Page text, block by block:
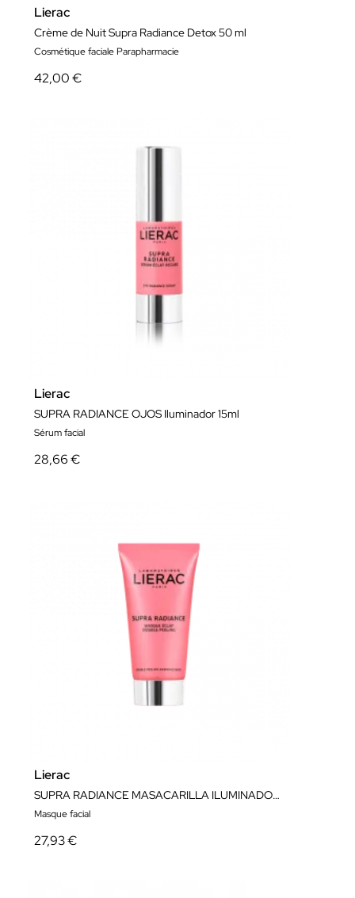
Lierac
Crème de Nuit Supra Radiance Detox 50 ml
Cosmétique faciale Parapharmacie
42,00 €
Lierac
SUPRA RADIANCE OJOS Iluminador 15ml
Sérum facial
28,66 €
Lierac
SUPRA RADIANCE MASACARILLA ILUMINADORA 75ml
Masque facial
27,93 €